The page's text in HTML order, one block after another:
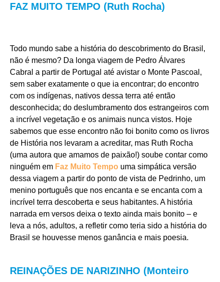
FAZ MUITO TEMPO (Ruth Rocha)
Todo mundo sabe a história do descobrimento do Brasil,
não é mesmo? Da longa viagem de Pedro Álvares
Cabral a partir de Portugal até avistar o Monte Pascoal,
sem saber exatamente o que ia encontrar; do encontro
com os indígenas, nativos dessa terra até então
desconhecida; do deslumbramento dos estrangeiros com
a incrível vegetação e os animais nunca vistos. Hoje
sabemos que esse encontro não foi bonito como os livros
de História nos levaram a acreditar, mas Ruth Rocha
(uma autora que amamos de paixão!) soube contar como
ninguém em Faz Muito Tempo uma simpática versão
dessa viagem a partir do ponto de vista de Pedrinho, um
menino português que nos encanta e se encanta com a
incrível terra descoberta e seus habitantes. A história
narrada em versos deixa o texto ainda mais bonito – e
leva a nós, adultos, a refletir como teria sido a história do
Brasil se houvesse menos ganância e mais poesia.
REINAÇÕES DE NARIZINHO (Monteiro